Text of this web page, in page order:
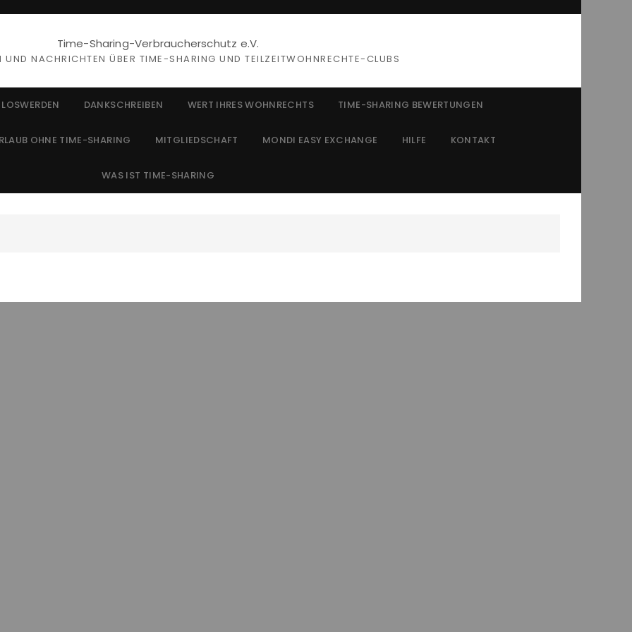
Time-Sharing-Verbraucherschutz e.V.
UND NACHRICHTEN ÜBER TIME-SHARING UND TEILZEITWOHNRECHTE-CLUBS
DANKSCHREIBEN WERT IHRES WOHNRECHTS TIME-SHARING BEWERTUNGEN
OHNE TIME-SHARING MITGLIEDSCHAFT MONDI EASY EXCHANGE HILFE KONTAKT
WAS IST TIME-SHARING